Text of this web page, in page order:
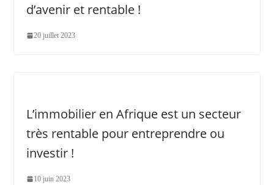
d’avenir et rentable !
20 juillet 2023
L’immobilier en Afrique est un secteur
très rentable pour entreprendre ou
investir !
10 juin 2023